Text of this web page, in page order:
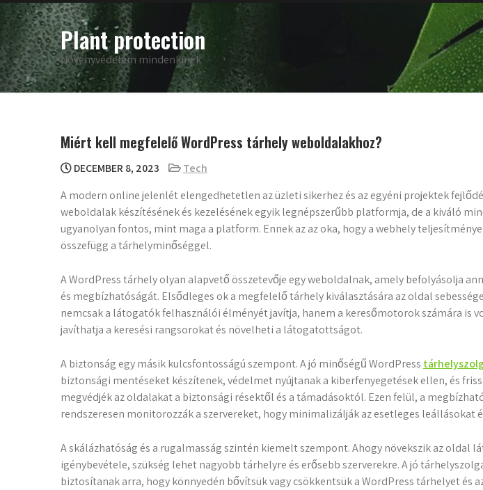
Skip
to
content
Plant protection
Növényvédelem mindenkinek
Miért kell megfelelő WordPress tárhely weboldalakhoz?
DECEMBER 8, 2023
Tech
A modern online jelenlét elengedhetetlen az üzleti sikerhez és az egyéni projektek
weboldalak készítésének és kezelésének egyik legnépszerűbb platformja, de a kiváló
ugyanolyan fontos, mint maga a platform. Ennek az az oka, hogy a webhely
összefügg a tárhelyminőséggel.
A WordPress tárhely olyan alapvető összetevője egy weboldalnak, amely befolyásolja
és megbízhatóságát. Elsődleges ok a megfelelő tárhely kiválasztására az oldal
nemcsak a látogatók felhasználói élményét javítja, hanem a keresőmotorok számára is
javíthatja a keresési rangsorokat és növelheti a látogatottságot.
A biztonság egy másik kulcsfontosságú szempont. A jó minőségű WordPress
biztonsági mentéseket készítenek, védelmet nyújtanak a kiberfenyegetések ellen, és
megvédjék az oldalakat a biztonsági résektől és a támadásoktól. Ezen felül, a
rendszeresen monitorozzák a szervereket, hogy minimalizálják az esetleges leállásokat
A skálázhatóság és a rugalmasság szintén kiemelt szempont. Ahogy növekszik az oldal
igénybevétele, szükség lehet nagyobb tárhelyre és erősebb szerverekre. A jó
biztosítanak arra, hogy könnyedén bővítsük vagy csökkentsük a WordPress tárhelyet és